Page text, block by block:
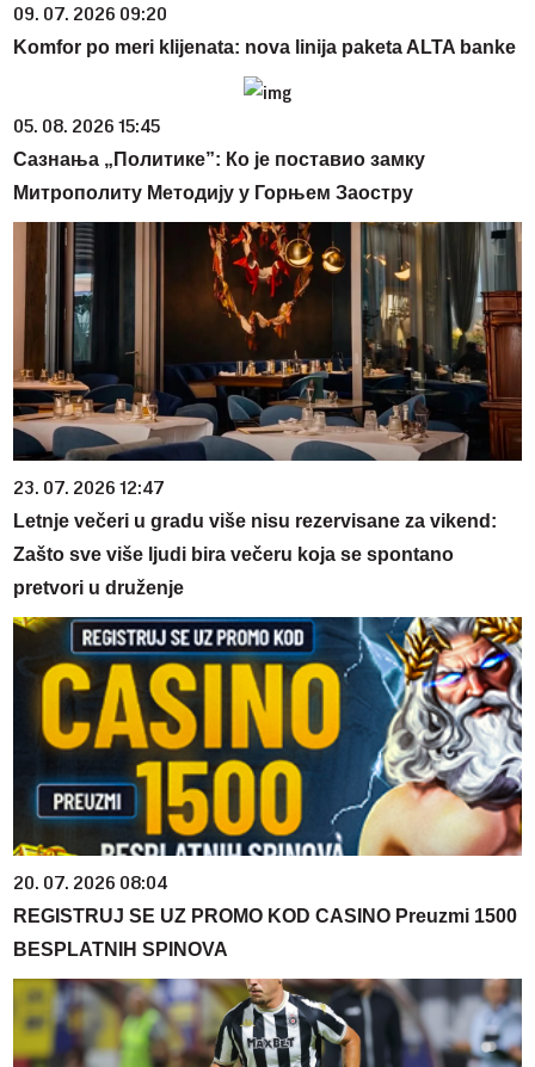
09. 07. 2026 09:20
Komfor po meri klijenata: nova linija paketa ALTA banke
05. 08. 2026 15:45
Сазнања „Политике”: Ко је поставио замку
Митрополиту Методију у Горњем Заостру
23. 07. 2026 12:47
Letnje večeri u gradu više nisu rezervisane za vikend:
Zašto sve više ljudi bira večeru koja se spontano
pretvori u druženje
20. 07. 2026 08:04
REGISTRUJ SE UZ PROMO KOD CASINO Preuzmi 1500
BESPLATNIH SPINOVA